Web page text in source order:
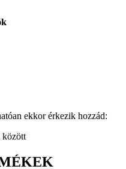
ekkor érkezik hozzád:
között